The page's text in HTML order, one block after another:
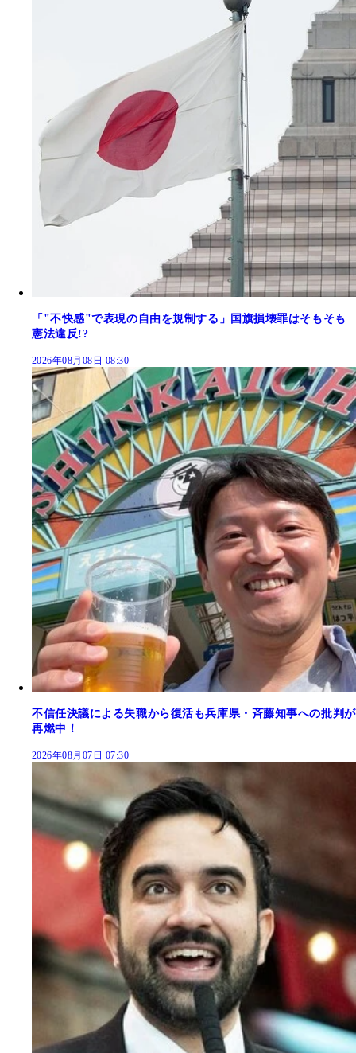
「"不快感"で表現の自由を規制する」国旗損壊罪はそもそも
憲法違反!?
2026年08月08日 08:30
不信任決議による失職から復活も兵庫県・斉藤知事への批判が
再燃中！
2026年08月07日 07:30